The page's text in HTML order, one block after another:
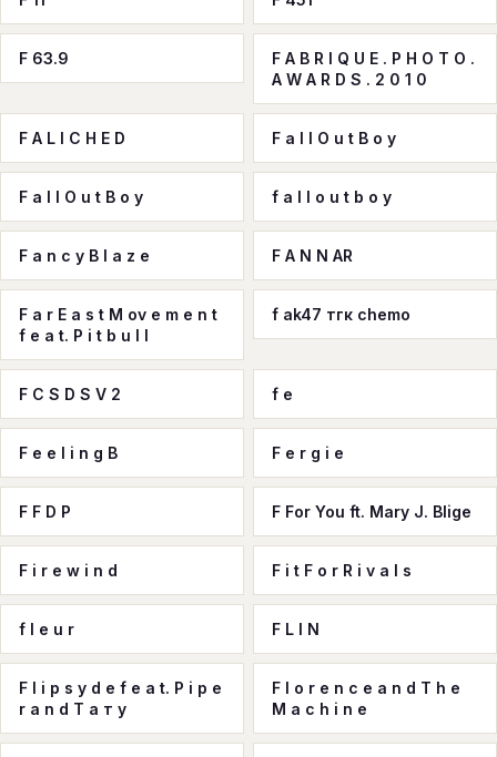
F 63.9
F A B R I Q U E . P H O T O .
A W A R D S . 2 0 1 0
F A L I C H E D F a l l O u t B o y
F a l l O u t B o y f a l l o u t b o y
F a n c y B l a z e F A N N AR
F a r E a s t M ov e m e n t
f e a t. P i t b u l l
f ak47 тгк chemo
F C S D S V 2 f e
F e e l i n g B F e r g i e
F F D P F For You ft. Mary J. Blige
F i r e w i n d F i t F o r R i v a l s
f l e u r F L I N
F l i p s y d e f e a t. P i p e
r a n d Т а т у
F l o r e n c e a n d T h e
M a c h i n e